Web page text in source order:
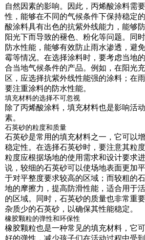
自然因素的影响。因此，丙烯酸涂料需
性，能够在不同的气候条件下保持稳定
酸涂料具有出色的抗紫外线能力，能够
阳光下而导致的褪色、粉化等问题。同
防水性能，能够有效防止雨水渗透，避
霉等情况。在选择涂料时，要考虑当地
合当地气候条件的产品。例如，在阳光
区，应选择抗紫外线性能强的涂料；在
要注重涂料的防水性能。
填充材料的选择不可忽视
除了丙烯酸涂料，填充材料也是影响活
素。
石英砂的粒度和质量
石英砂是常用的填充材料之一，它可以
稳定性。在选择石英砂时，要注意其粒
粒度应根据场地的使用需求和设计要求
说，较细的石英砂可以使场地表面更加
于对平整度要求较高的区域；而较粗的
地的摩擦力，提高防滑性能，适合用于
的区域。同时，石英砂的质量也非常重
杂质少的石英砂，以确保其性能稳定。
橡胶颗粒的弹性和环保性
橡胶颗粒也是一种常见的填充材料，它